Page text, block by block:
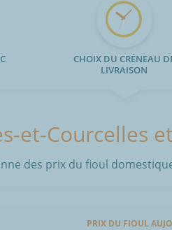
CHOIX DU CRÉNEAU
LIVRAISON
et-Courcelles
des prix du fioul
PRIX DU FIOUL